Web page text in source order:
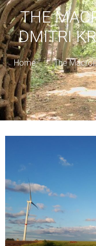
THE
DMITRI
Home The